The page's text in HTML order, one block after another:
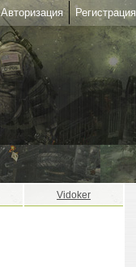
Авторизация Регистрация
Vidoker